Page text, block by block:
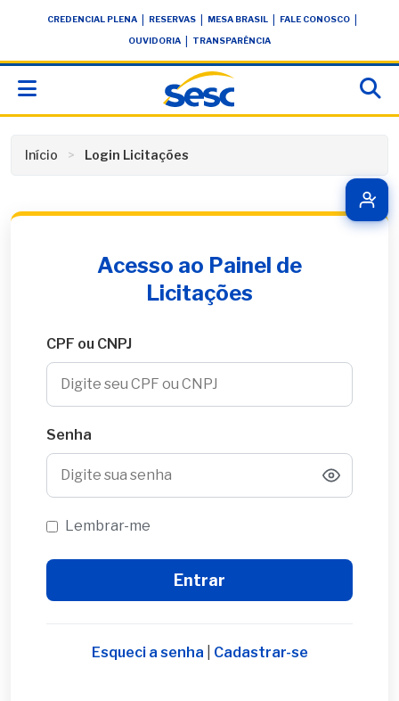
conteúdoCREDENCIAL PLENA RESERVAS MESA BRASIL FALE CONOSCO
OUVIDORIA TRANSPARÊNCIA
Início Login Licitações
Acesso ao Painel de
Licitações
CPF ou CNPJ
Senha
Lembrar-me
Esqueci a senha Cadastrar-se